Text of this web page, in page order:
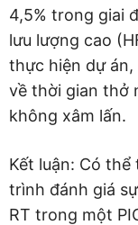
4,5% trong giai
lưu lượng cao
thực hiện dự
về thời gian thở
không xâm lấn.
Kết luận: Có
trình đánh giá
RT trong một